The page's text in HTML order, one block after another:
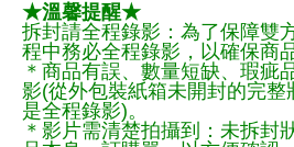
★溫馨提醒★
拆封請全程錄影：為了保障雙
程中務必全程錄影，以確保商
＊商品有誤、數量短缺、瑕疵
影(從外包裝紙箱未開封的完
是全程錄影)。
＊影片需清楚拍攝到：未拆封